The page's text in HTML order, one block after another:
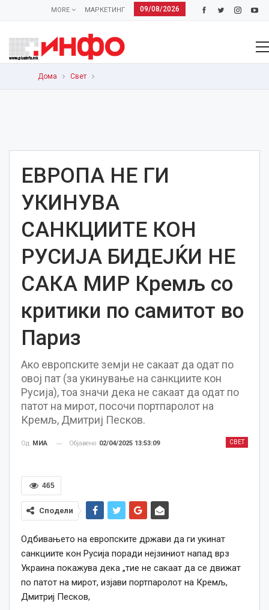
09/08/2026
МАРКЕТИНГ
MORE
Дома Свет
ЕВРОПА НЕ ГИ
УКИНУВА
САНКЦИИТЕ КОН
РУСИЈА БИДЕЈЌИ НЕ
САКА МИР Кремљ со
критики по самитот во
Париз
Ако европските земји не сакаат да одат по
овој пат (за укинување на санкциите кон
Русија), тоа значи дека не сакаат да одат по
патот на мирот, посочи портпаролот на
Кремљ, Дмитриј Песков.
СВЕТ
Од МИА Објавено 02/04/2025 13:53:09
465
Сподели
Одбивањето на европските држави да ги укинат
санкциите кон Русија поради нејзиниот напад врз
Украина покажува дека „тие не сакаат да се движат
по патот на мирот, изјави портпаролот на Кремљ,
Дмитриј Песков,